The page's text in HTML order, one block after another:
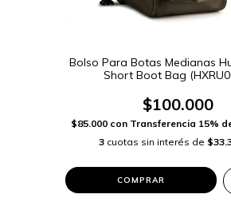
Bolso Para Botas Medianas
Short Boot Bag
$100.000
$85.000 con Transferencia 15%
3 cuotas sin interés de
COMPRAR